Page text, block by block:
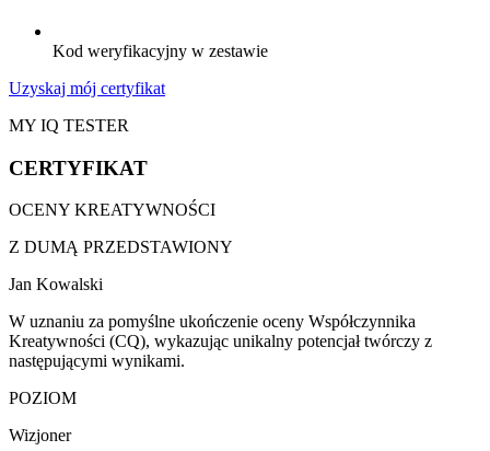
Kod weryfikacyjny w zestawie
Uzyskaj mój certyfikat
MY IQ TESTER
CERTYFIKAT
OCENY KREATYWNOŚCI
Z DUMĄ PRZEDSTAWIONY
Jan Kowalski
W uznaniu za pomyślne ukończenie oceny Współczynnika
Kreatywności (CQ), wykazując unikalny potencjał twórczy z
następującymi wynikami.
POZIOM
Wizjoner